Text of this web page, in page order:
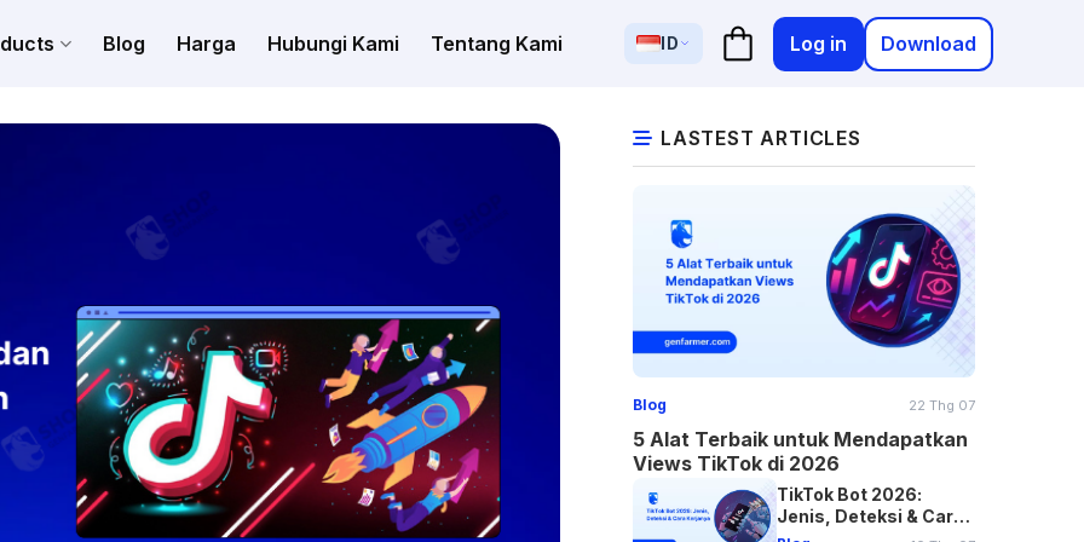
Blog Harga Hubungi Kami Tentang Kami ID Log in Download
LASTEST ARTICLES
Blog 22 Thg 07
5 Alat Terbaik untuk Mendapatkan
Views TikTok di 2026
TikTok Bot 2026:
Jenis, Deteksi & Cara
Kerjanya